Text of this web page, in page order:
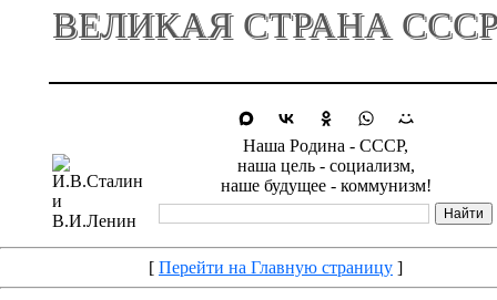
ВЕЛИКАЯ СТРАНА
Наша Родина - СССР,
наша цель - социализм,
наше будущее - коммунизм!
[ Перейти на Главную страницу ]